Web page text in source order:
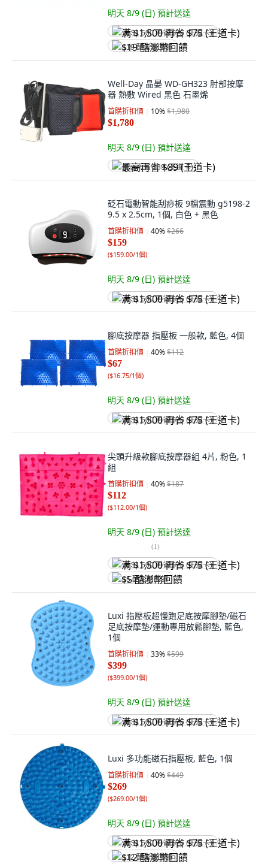
明天 8/9 (日) 預計送達
满 $1,500 再省 $75 (王道卡)
$19 酷澎幣回饋
Well-Day 晶晏 WD-GH323 肘部按摩
器 熱敷 Wired 黑色 石墨烯
首購折扣價 10%$1,980
$1,780
明天 8/9 (日) 預計送達
最高再省 $89 (王道卡)
砭石電動智能刮痧板 9檔震動 g5198-2
9.5 x 2.5cm, 1個, 白色 + 黑色
首購折扣價 40%$266
$159
($159.00/1個)
明天 8/9 (日) 預計送達
满 $1,500 再省 $75 (王道卡)
腳底按摩器 指壓板 一般款, 藍色, 4個
首購折扣價 40%$112
$67
($16.75/1個)
明天 8/9 (日) 預計送達
满 $1,500 再省 $75 (王道卡)
尖頭升級款腳底按摩器組 4片, 粉色, 1
組
首購折扣價 40%$187
$112
($112.00/1個)
明天 8/9 (日) 預計送達
(1)
满 $1,500 再省 $75 (王道卡)
$5 酷澎幣回饋
Luxi 指壓板超慢跑足底按摩腳墊/磁石
足底按摩墊/運動專用放鬆腳墊, 藍色,
1個
首購折扣價 33%$599
$399
($399.00/1個)
明天 8/9 (日) 預計送達
满 $1,500 再省 $75 (王道卡)
Luxi 多功能磁石指壓板, 藍色, 1個
首購折扣價 40%$449
$269
($269.00/1個)
明天 8/9 (日) 預計送達
满 $1,500 再省 $75 (王道卡)
$12 酷澎幣回饋